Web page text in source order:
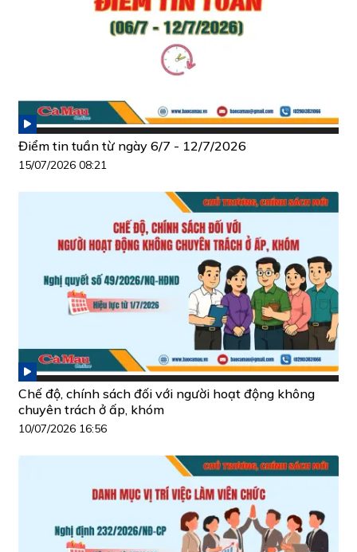
Điểm tin tuần từ ngày 6/7 - 12/7/2026
15/07/2026 08:21
Chế độ, chính sách đối với người hoạt động không
chuyên trách ở ấp, khóm
10/07/2026 16:56